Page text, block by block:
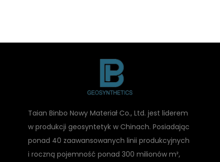
Taian Binbo Nowy Materiał Co., Ltd. jest liderem
w produkcji geosyntetyk w Chinach. Posiadając
ponad 40 zaawansowanych linii produkcyjnych
i roczną pojemność ponad 300 milionów m²,